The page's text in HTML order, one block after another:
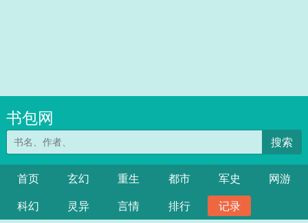
书包网
搜索
首页 玄幻 重生 都市 军史
网游
科幻
灵异 言情 排行 记录